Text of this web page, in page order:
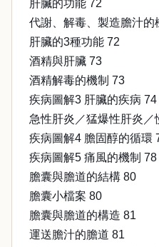
肝臟的功能 72
代謝、解毒、製造膽汁的
肝臟的3種功能 72
酒精與肝臟 73
酒精解毒的機制 73
疾病圖解3 肝臟的疾病 74
急性肝炎／猛爆性肝炎
疾病圖解4 膽固醇的循環
疾病圖解5 痛風的機制 78
膽囊與膽道的結構 80
膽囊小檔案 80
膽囊與膽道的構造 81
運送膽汁的膽道 81